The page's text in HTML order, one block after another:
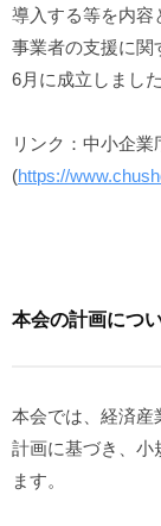
s
a
a
導入する等を内容
事業者の支援に関
6月に成立しました
リンク：中小企業
(https://
本会の計画につ
本会では、経済産
計画に基づき、小
ます。